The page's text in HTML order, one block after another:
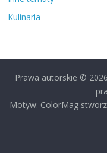
Kulinaria
Prawa autorskie © 2026
Motyw: ColorMag